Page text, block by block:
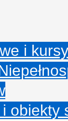
i kursy
obiekty